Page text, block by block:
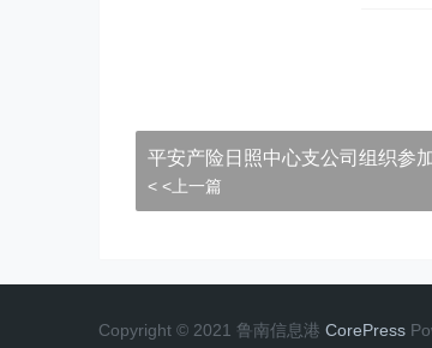
平安产险日照中心支公司组织参
< <上一篇
Copyright © 2021 鲁南信息港 CorePress